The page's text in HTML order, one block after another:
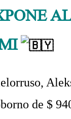
de $